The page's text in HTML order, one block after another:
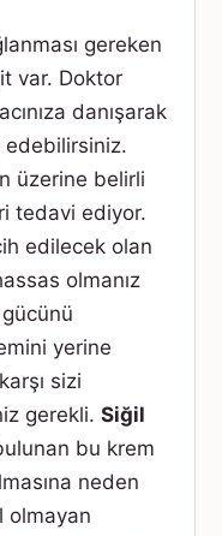
gereken
var. Doktor
danışarak
edebilirsiniz.
üzerine belirli
tedavi ediyor.
edilecek olan
olmanız
yerine
sizi
gerekli. Siğil
bu krem
neden
olmayan